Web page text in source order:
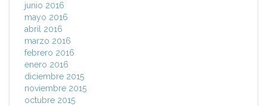
junio 2016
mayo 2016
abril 2016
marzo 2016
febrero 2016
enero 2016
diciembre 2015
noviembre 2015
octubre 2015